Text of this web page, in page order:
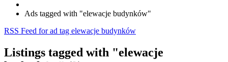
Ads tagged with "elewacje budynków"
RSS Feed for ad tag elewacje budynków
Listings tagged with "elewacje